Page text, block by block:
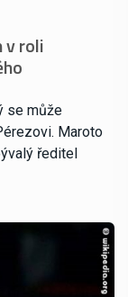
v roli
se může
Maroto
ředitel